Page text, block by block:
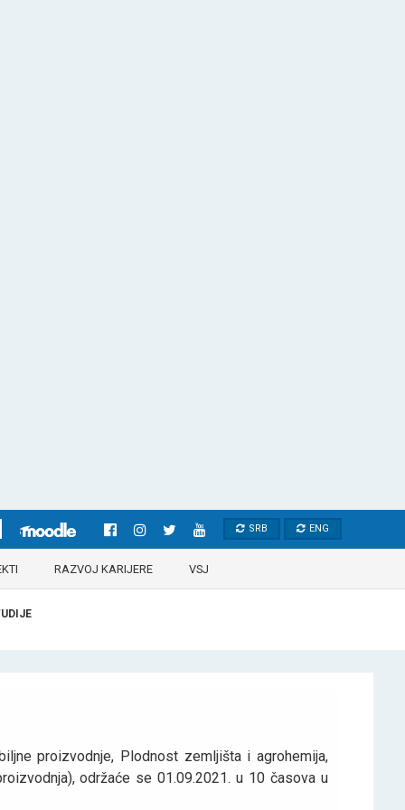
SRB ENG
RAZVOJ KARIJERE VSJ
proizvodnje, Plodnost zemljišta i agrohemija,
održaće se 01.09.2021. u 10 časova u